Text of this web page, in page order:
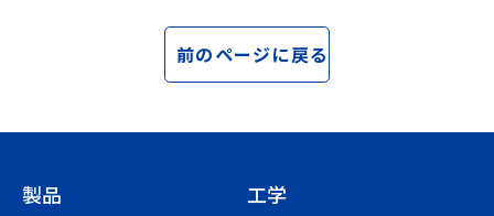
前のページに戻る
製品 工学